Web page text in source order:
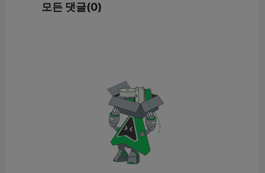
모든 댓글(0)